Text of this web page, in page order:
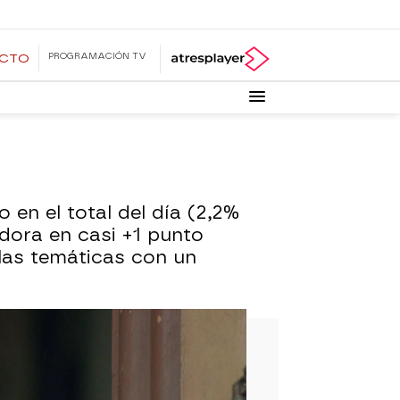
PROGRAMACIÓN TV
en el total del día (2,2%
en casi +1 punto
temáticas con un